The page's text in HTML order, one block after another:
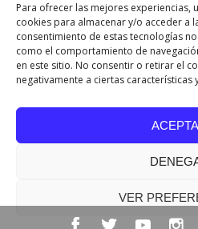
Para ofrecer las mejores experiencias,
cookies para almacenar y/o acceder a
consentimiento de estas tecnologías
como el comportamiento de
en este sitio. No consentir o retirar el
negativamente a ciertas características
VER
Notificaciones judiciales
| Personería
7542 de mayo
Acreditación
Ministerio de